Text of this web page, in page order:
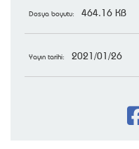
Dosya boyutu: 464.16 KB
Yayın tarihi: 2021/01/26